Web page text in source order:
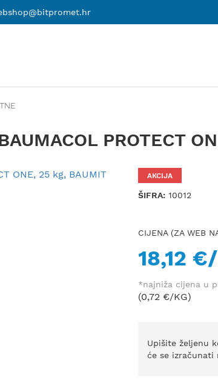
PROTECT
AKCIJA
ŠIFRA: 10012
CIJENA (ZA WEB
18,12
*najniža cijena u
(0,72 €/KG)
Upišite željenu
će se izračunati